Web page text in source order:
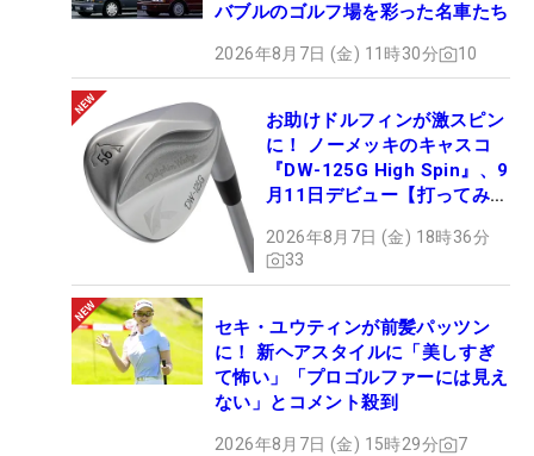
バブルのゴルフ場を彩った名車たち
2026年8月7日 (金) 11時30分 10
お助けドルフィンが激スピン
に！ ノーメッキのキャスコ
『DW-125G High Spin』、9
月11日デビュー【打ってみ
2026年8月7日 (金) 18時36分
33
セキ・ユウティンが前髪パッツン
に！ 新ヘアスタイルに「美しすぎ
て怖い」「プロゴルファーには見え
ない」とコメント殺到
2026年8月7日 (金) 15時29分 7